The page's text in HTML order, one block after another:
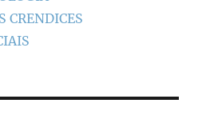
CRENDICES